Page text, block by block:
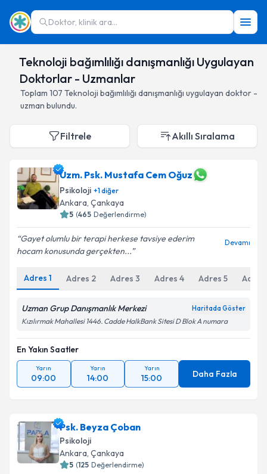
Doktor, klinik ara...
Teknoloji bağımlılığı danışmanlığı Uygulayan
Doktorlar - Uzmanlar
Toplam 107 Teknoloji bağımlılığı danışmanlığı uygulayan doktor -
uzman bulundu.
Filtrele Akıllı Sıralama
Uzm. Psk. Mustafa Cem Oğuz
Psikoloji +1diğer
Ankara, Çankaya
5 (465 Değerlendirme)
Gayet olumlu bir terapi herkese tavsiye ederim
hocam konusunda gerçekten...
Devamı
Adres 1 Adres 2 Adres 3 Adres 4 Adres 5 Adres
Uzman Grup Danışmanlık Merkezi Haritada Göster
Kızılırmak Mahallesi 1446. Cadde HalkBank Sitesi D Blok A numara
En Yakın Saatler
Yarın
09:00
Yarın
14:00
Yarın
15:00 Daha Fazla
Psk. Beyza Çoban
Psikoloji
Ankara, Çankaya
5 (125 Değerlendirme)